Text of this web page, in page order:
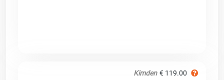
Kimden € 119.00